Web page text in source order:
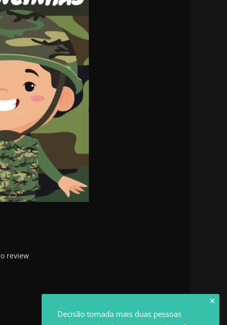
review
✕
Decisão tomada mais duas pessoas